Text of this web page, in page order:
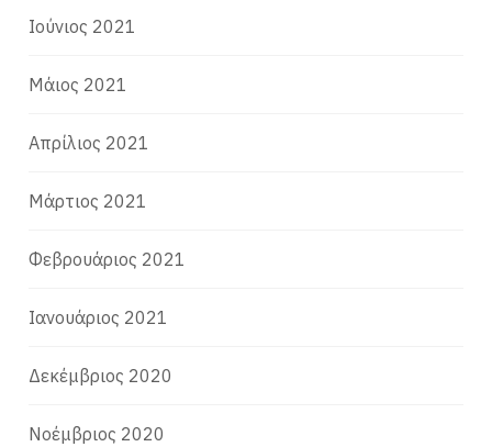
Ιούνιος 2021
Μάιος 2021
Απρίλιος 2021
Μάρτιος 2021
Φεβρουάριος 2021
Ιανουάριος 2021
Δεκέμβριος 2020
Νοέμβριος 2020